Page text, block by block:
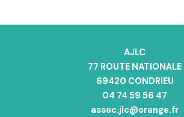
AJLC
77 ROUTE NATIONALE
69420 CONDRIEU
04 74 59 56 47
assoc.jlc@orange.fr